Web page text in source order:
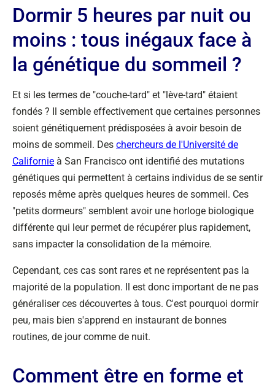
Dormir 5 heures par nuit ou
moins : tous inégaux face à
la génétique du sommeil ?
Et si les termes de "couche-tard" et "lève-tard" étaient
fondés ? Il semble effectivement que certaines personnes
soient génétiquement prédisposées à avoir besoin de
moins de sommeil. Des chercheurs de l'Université de
Californie à San Francisco ont identifié des mutations
génétiques qui permettent à certains individus de se sentir
reposés même après quelques heures de sommeil. Ces
"petits dormeurs" semblent avoir une horloge biologique
différente qui leur permet de récupérer plus rapidement,
sans impacter la consolidation de la mémoire.
Cependant, ces cas sont rares et ne représentent pas la
majorité de la population. Il est donc important de ne pas
généraliser ces découvertes à tous. C'est pourquoi dormir
peu, mais bien s'apprend en instaurant de bonnes
routines, de jour comme de nuit.
Comment être en forme et